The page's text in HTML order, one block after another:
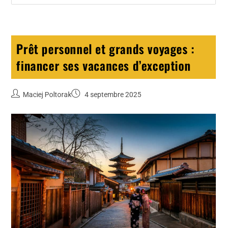
Prêt personnel et grands voyages :
financer ses vacances d’exception
Maciej Poltorak 4 septembre 2025